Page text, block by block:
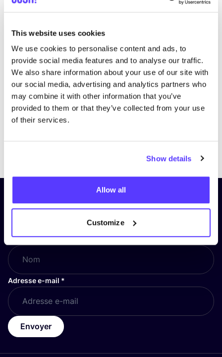
This website uses cookies
We use cookies to personalise content and ads, to
provide social media features and to analyse our traffic.
We also share information about your use of our site with
our social media, advertising and analytics partners who
may combine it with other information that you’ve
provided to them or that they’ve collected from your use
of their services.
Show details
Allow all
Customize
Inscrivez-vous à notre lettre
d’information et restez informé !
Nom*
Adresse e-mail *
Envoyer